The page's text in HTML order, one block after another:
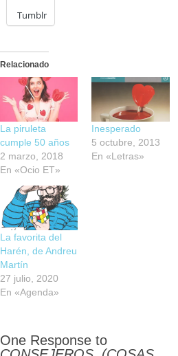
Tumblr
Relacionado
La piruleta
cumple 50 años
2 marzo, 2018
En «Ocio ET»
Inesperado
5 octubre, 2013
En «Letras»
La favorita del
Harén, de Andreu
Martín
27 julio, 2020
En «Agenda»
One Response to